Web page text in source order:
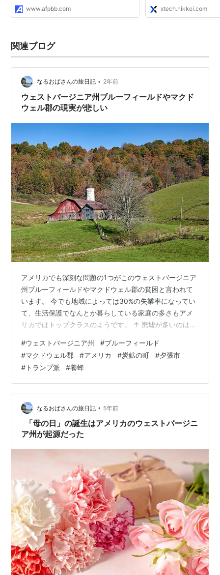
www.afpbb.com xtech.nikkei.com
関連ブログ
なるおばさんの旅日記 • 2年前
ウェストバージニア州ブルーフィールドやマクド
ウェル郡の現実が悲しい
アメリカでも深刻な問題の1つがこのウェストバージニア
州ブルーフィールドやマクドウェル郡の貧困と言われて
います。 今でも地域によっては30%の失業率になってい
て、生活保護でなんとか暮らしている家庭の多さもアメ
リカではトップクラスのようです。 ↑ 廃墟が多いのは寂
て栄えていましたが、最盛期には12万人が暮らしていま
したが、今では1万1,000人まで減ってしまいました。 ア
パラチア山脈に囲まれた地形で大自然の美しさが見事な
土地でもあります。 街では仕事がないため、若い労働力
はみんな外へと移住し、街にはスーパーといくつかのテ
イクアウトの店、ガソリンス…
#ウェストバージニア州 #ブルーフィールド
#マクドウェル郡 #アメリカ #炭鉱の町 #夕張市
# トランプ派 #養蜂
なるおばさんの旅日記 • 5年前
ア州が起源だった